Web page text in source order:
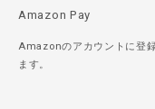
Amazon Pay
Amazonのアカウントに登
ます。